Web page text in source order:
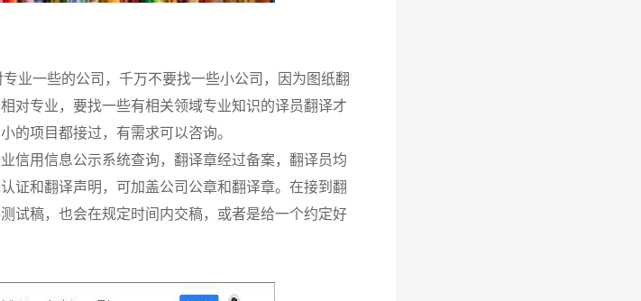
业一些的公司，千万不要找一些小公司，因为图纸翻
对专业，要找一些有相关领域专业知识的译员翻译才
的项目都接过，有需求可以咨询。
信用信息公示系统查询，翻译章经过备案，翻译员均
证和翻译声明，可加盖公司公章和翻译章。在接到翻
试稿，也会在规定时间内交稿，或者是给一个约定好